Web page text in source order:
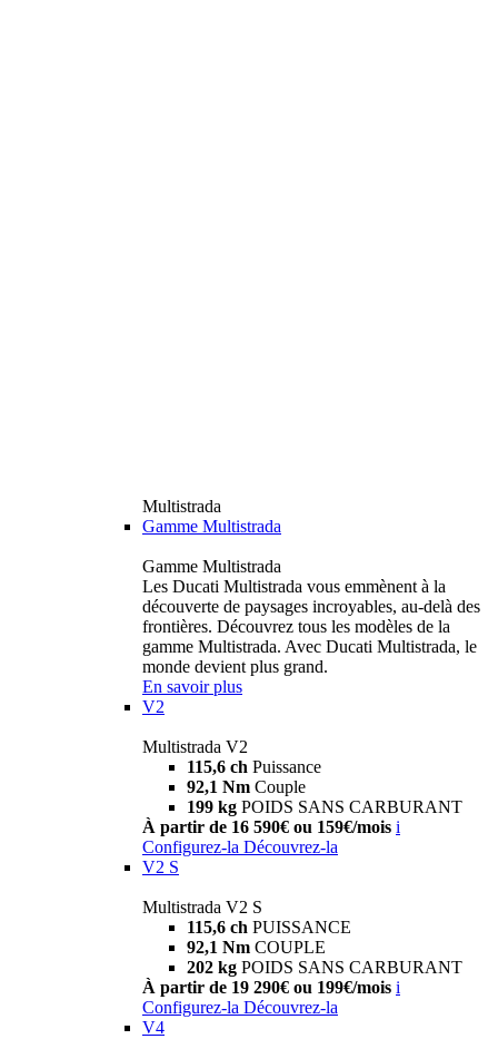
Multistrada
Gamme Multistrada
Gamme Multistrada
Les Ducati Multistrada vous emmènent à la
découverte de paysages incroyables, au-delà des
frontières. Découvrez tous les modèles de la
gamme Multistrada. Avec Ducati Multistrada, le
monde devient plus grand.
En savoir plus
V2
Multistrada V2
115,6 ch Puissance
92,1 Nm Couple
199 kg POIDS SANS CARBURANT
À partir de 16 590€ ou 159€/mois i
Configurez-la Découvrez-la
V2 S
Multistrada V2 S
115,6 ch PUISSANCE
92,1 Nm COUPLE
202 kg POIDS SANS CARBURANT
À partir de 19 290€ ou 199€/mois i
Configurez-la Découvrez-la
V4